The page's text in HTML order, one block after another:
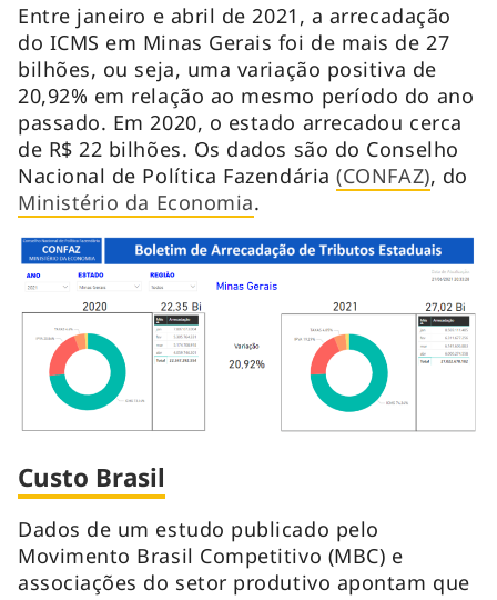
Entre janeiro e abril de 2021, a arrecadação
do ICMS em Minas Gerais foi de mais de 27
bilhões, ou seja, uma variação positiva de
20,92% em relação ao mesmo período do ano
passado. Em 2020, o estado arrecadou cerca
de R$ 22 bilhões. Os dados são do Conselho
Nacional de Política Fazendária(CONFAZ), do
Ministério da Economia.
Custo Brasil
Dados de um estudo publicado pelo
Movimento Brasil Competitivo (MBC) e
associações do setor produtivo apontam que